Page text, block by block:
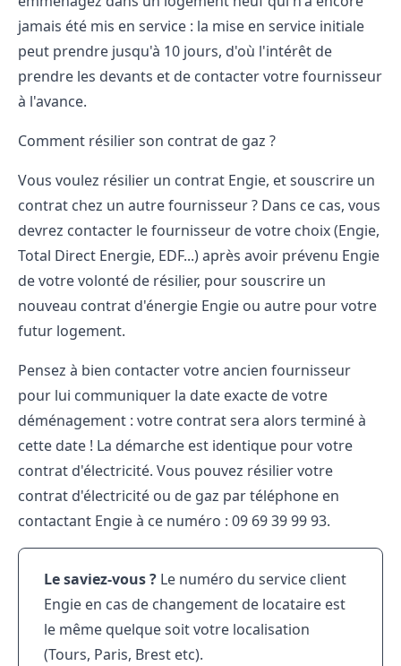
jamais été mis en service : la mise en service initiale
peut prendre jusqu'à 10 jours, d'où l'intérêt de
prendre les devants et de contacter votre fournisseur
à l'avance.
Comment résilier son contrat de gaz ?
Vous voulez résilier un contrat Engie, et souscrire un
contrat chez un autre fournisseur ? Dans ce cas, vous
devrez contacter le fournisseur de votre choix (Engie,
Total Direct Energie, EDF...) après avoir prévenu Engie
de votre volonté de résilier, pour souscrire un
nouveau contrat d'énergie Engie ou autre pour votre
futur logement.
Pensez à bien contacter votre ancien fournisseur
pour lui communiquer la date exacte de votre
déménagement : votre contrat sera alors terminé à
cette date ! La démarche est identique pour votre
contrat d'électricité. Vous pouvez résilier votre
contrat d'électricité ou de gaz par téléphone en
contactant Engie à ce numéro : 09 69 39 99 93.
Le saviez-vous ? Le numéro du service client
Engie en cas de changement de locataire est
le même quelque soit votre localisation
(Tours, Paris, Brest etc).